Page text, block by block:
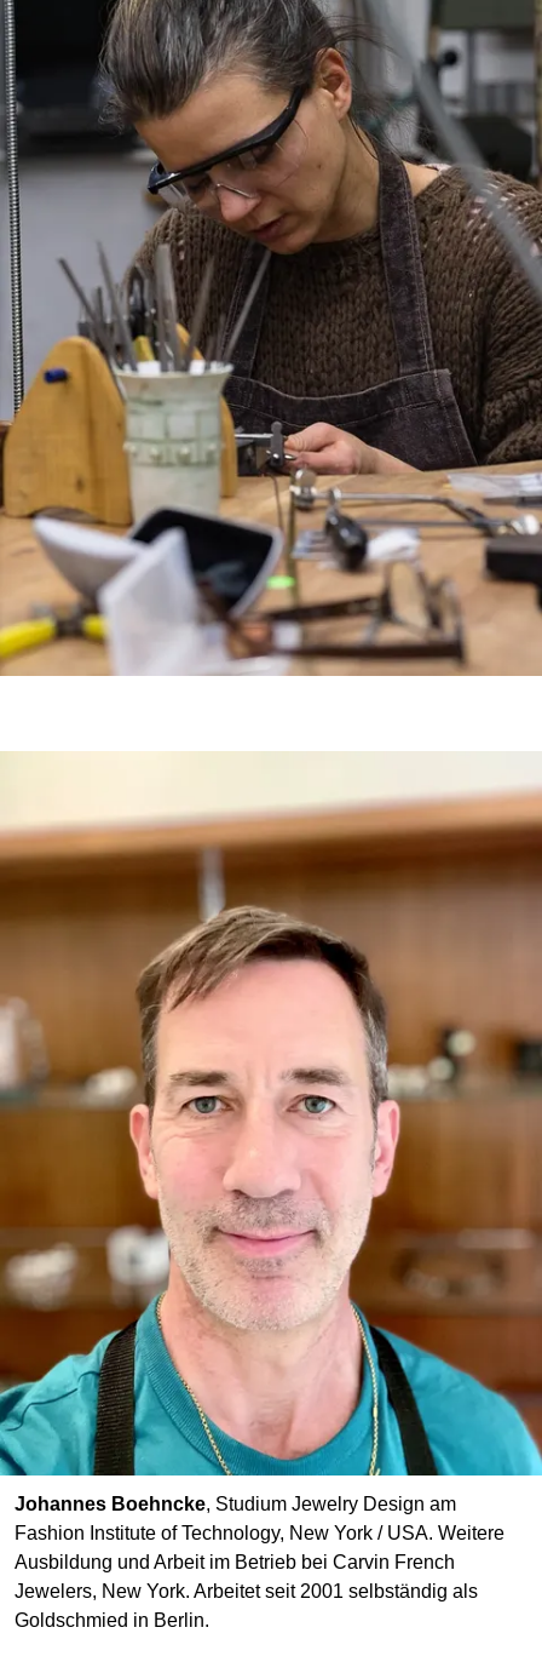
Johannes Boehncke, Studium Jewelry Design am
Fashion Institute of Technology, New York / USA. Weitere
Ausbildung und Arbeit im Betrieb bei Carvin French
Jewelers, New York. Arbeitet seit 2001 selbständig als
Goldschmied in Berlin.